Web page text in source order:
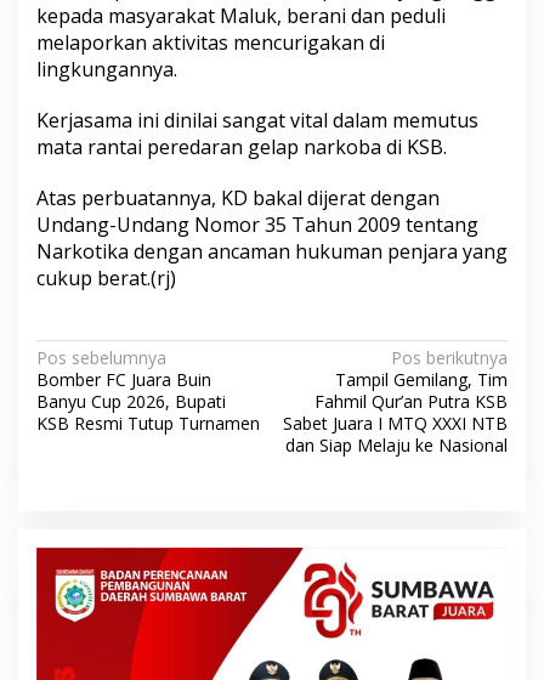
kepada masyarakat Maluk, berani dan peduli
melaporkan aktivitas mencurigakan di
lingkungannya.
Kerjasama ini dinilai sangat vital dalam memutus
mata rantai peredaran gelap narkoba di KSB.
​Atas perbuatannya, KD bakal dijerat dengan
Undang-Undang Nomor 35 Tahun 2009 tentang
Narkotika dengan ancaman hukuman penjara yang
cukup berat.(rj)
N
a
v
o
Pos sebelumnya
Bomber FC Juara Buin
Banyu Cup 2026, Bupati
KSB Resmi Tutup Turnamen
Pos berikutnya
Tampil Gemilang, Tim
Fahmil Qur’an Putra KSB
Sabet Juara I MTQ XXXI NTB
dan Siap Melaju ke Nasional